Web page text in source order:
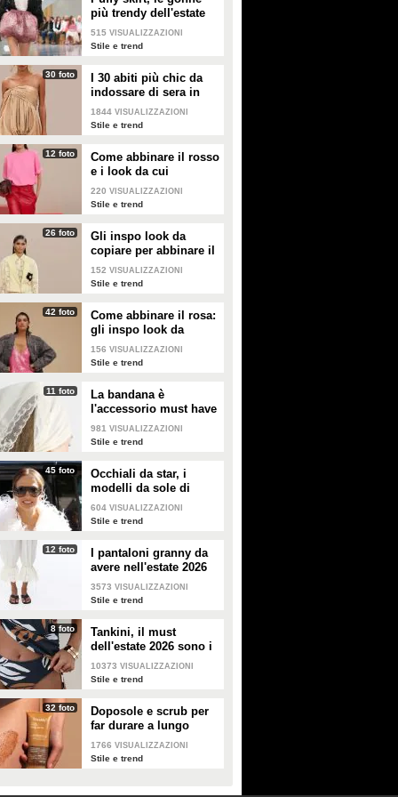
più trendy dell'estate
2026 sono quelle a
palloncino
515 VISUALIZZAZIONI
Stile e trend
30 foto
I 30 abiti più chic da
indossare di sera in
estate
1844 VISUALIZZAZIONI
Stile e trend
12 foto
Come abbinare il rosso
e i look da cui
prendere ispirazione
220 VISUALIZZAZIONI
Stile e trend
26 foto
Gli inspo look da
copiare per abbinare il
giallo
152 VISUALIZZAZIONI
Stile e trend
42 foto
Come abbinare il rosa:
gli inspo look da
copiare
156 VISUALIZZAZIONI
Stile e trend
11 foto
La bandana è
l'accessorio must have
dell'estate 2026: i
modelli di tendenza
981 VISUALIZZAZIONI
Stile e trend
45 foto
Occhiali da star, i
modelli da sole di
tendenza per l'estate
2026
604 VISUALIZZAZIONI
Stile e trend
12 foto
I pantaloni granny da
avere nell'estate 2026
3573 VISUALIZZAZIONI
Stile e trend
8 foto
Tankini, il must
dell'estate 2026 sono i
costumi con la canotta
10373 VISUALIZZAZIONI
Stile e trend
32 foto
Doposole e scrub per
far durare a lungo
l'abbronzatura in estate
1766 VISUALIZZAZIONI
Stile e trend